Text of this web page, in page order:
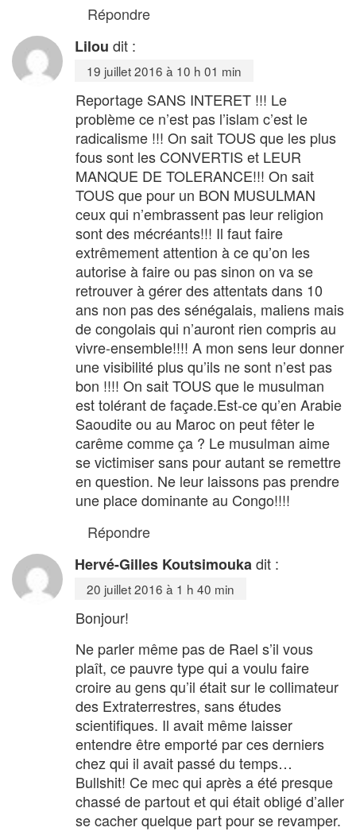
Répondre
Lilou dit :
19 juillet 2016 à 10 h 01 min
Reportage SANS INTERET !!! Le
problème ce n’est pas l’islam c’est le
radicalisme !!! On sait TOUS que les plus
fous sont les CONVERTIS et LEUR
MANQUE DE TOLERANCE!!! On sait
TOUS que pour un BON MUSULMAN
ceux qui n’embrassent pas leur religion
sont des mécréants!!! Il faut faire
extrêmement attention à ce qu’on les
autorise à faire ou pas sinon on va se
retrouver à gérer des attentats dans 10
ans non pas des sénégalais, maliens mais
de congolais qui n’auront rien compris au
vivre-ensemble!!!! A mon sens leur donner
une visibilité plus qu’ils ne sont n’est pas
bon !!!! On sait TOUS que le musulman
est tolérant de façade.Est-ce qu’en Arabie
Saoudite ou au Maroc on peut fêter le
carême comme ça ? Le musulman aime
se victimiser sans pour autant se remettre
en question. Ne leur laissons pas prendre
une place dominante au Congo!!!!
Répondre
Hervé-Gilles Koutsimoukadit :
20 juillet 2016 à 1 h 40 min
Bonjour!
Ne parler même pas de Rael s’il vous
plaît, ce pauvre type qui a voulu faire
croire au gens qu’il était sur le collimateur
des Extraterrestres, sans études
scientifiques. Il avait même laisser
entendre être emporté par ces derniers
chez qui il avait passé du temps…
Bullshit! Ce mec qui après a été presque
chassé de partout et qui était obligé d’aller
se cacher quelque part pour se revamper.